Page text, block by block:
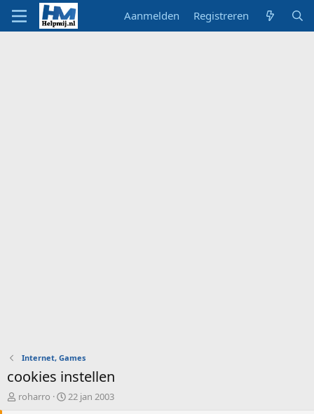
Aanmelden Registreren
Internet, Games
cookies instellen
O
roharro
S
22 jan 2003